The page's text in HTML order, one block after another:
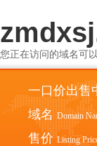
您正在访问的域名可
一口价出售
域名 Domain
售价 Listing